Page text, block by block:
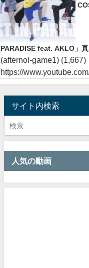
PARADISE feat. AKLO」
(afternol-game1) (1,667)
https://
サイト内検索
人気の動画